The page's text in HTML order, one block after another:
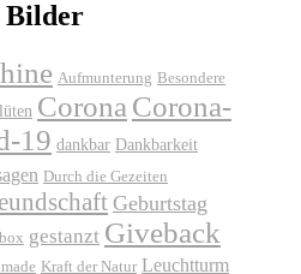
Bilder
Aufmunterung Besondere
Corona Corona-
19 dankbar Dankbarkeit
Durch die Gezeiten
Geburtstag
gestanzt Giveback
Kraft der Natur Leuchtturm